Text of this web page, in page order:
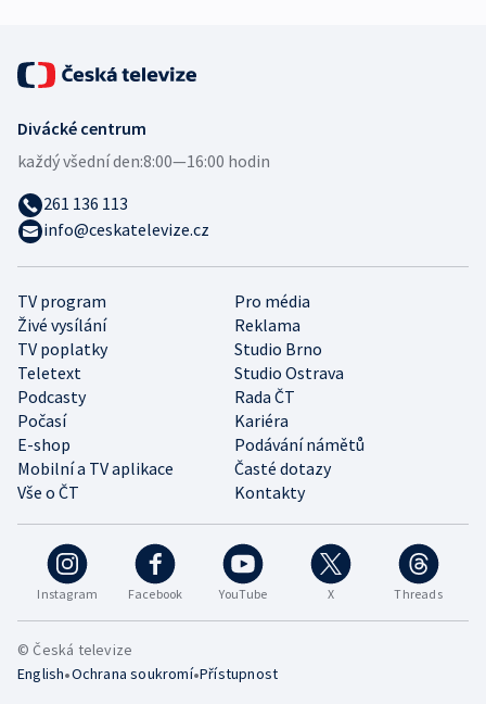
Instagram Facebook YouTube X Threads
TV program
Pro média
Živé vysílání
Reklama
TV poplatky
Studio Brno
Teletext
Studio Ostrava
Podcasty
Rada ČT
Počasí
Kariéra
E-shop
Podávání námětů
Mobilní a TV aplikace
Časté dotazy
Vše o ČT
Kontakty
Divácké centrum
každý všední den:8:00—16:00 hodin
261 136 113
info@ceskatelevize.cz
© Česká televize
English•Ochrana soukromí•Přístupnost